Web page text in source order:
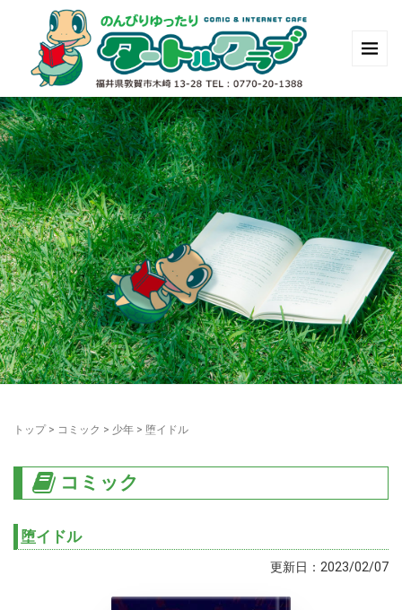
トップ> コミック > 少年 > 堕イドル
コミック
堕イドル
更新日：2023/02/07